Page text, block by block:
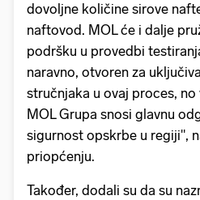
dovoljne količine sirove
naftovod. MOL će i dalje
podršku u provedbi
naravno, otvoren za
stručnjaka u ovaj proces,
MOL Grupa snosi glavnu
sigurnost opskrbe u regiji",
priopćenju.
Također, dodali su da su